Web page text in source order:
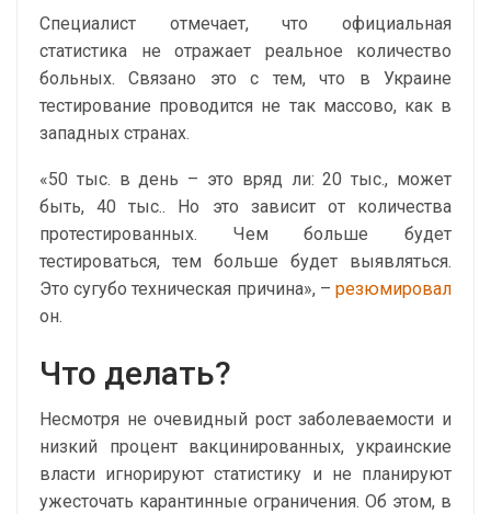
Специалист отмечает, что официальная
статистика не отражает реальное количество
больных. Связано это с тем, что в Украине
тестирование проводится не так массово, как в
западных странах.
«50 тыс. в день – это вряд ли: 20 тыс., может
быть, 40 тыс.. Но это зависит от количества
протестированных. Чем больше будет
тестироваться, тем больше будет выявляться.
Это сугубо техническая причина», – резюмировал
он.
Что делать?
Несмотря не очевидный рост заболеваемости и
низкий процент вакцинированных, украинские
власти игнорируют статистику и не планируют
ужесточать карантинные ограничения. Об этом, в